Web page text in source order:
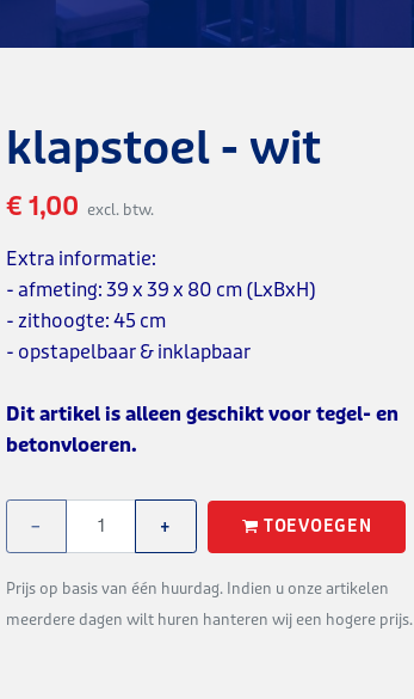
klapstoel - wit
€ 1,00 excl. btw.
Extra informatie:
- afmeting: 39 x 39 x 80 cm (LxBxH)
- zithoogte: 45 cm
- opstapelbaar & inklapbaar
Dit artikel is alleen geschikt voor tegel- en
betonvloeren.
− + TOEVOEGEN
Prijs op basis van één huurdag. Indien u onze artikelen
meerdere dagen wilt huren hanteren wij een hogere prijs.